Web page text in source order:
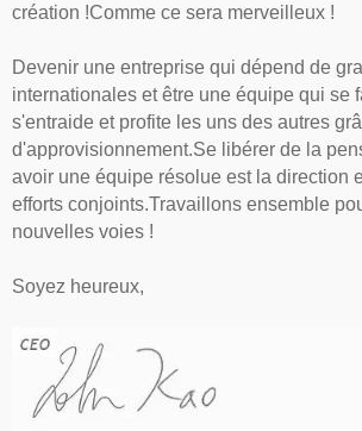
création !Comme ce sera merveilleux !
Devenir une entreprise qui dépend de
internationales et être une équipe qui se
s'entraide et profite les uns des autres
d'approvisionnement.Se libérer de la
avoir une équipe résolue est la direction
efforts conjoints.Travaillons ensemble
nouvelles voies !
Soyez heureux,